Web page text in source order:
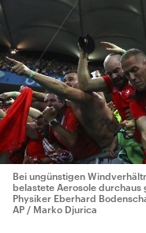
Bei ungünstigen
belastete Aerosole
Physiker Eberhard
AP / Marko Djurica